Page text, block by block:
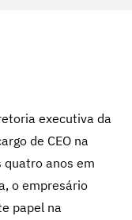
executiva da
de CEO na
quatro anos em
o empresário
papel na